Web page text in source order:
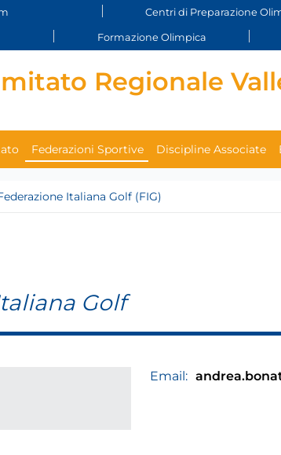
Centri di Preparazione
Formazione Olimpica
Regionale
Federazioni Sportive Discipline Associate
Italiana Golf (FIG)
Golf
Email: